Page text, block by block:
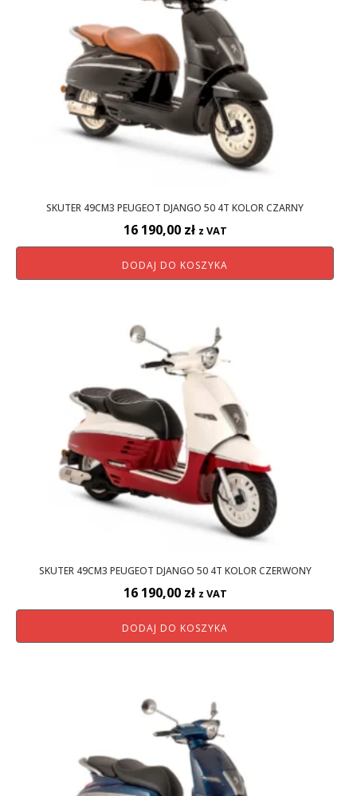
SKUTER 49CM3 PEUGEOT DJANGO 50 4T KOLOR CZARNY
16 190,00 zł z VAT
DODAJ DO KOSZYKA
SKUTER 49CM3 PEUGEOT DJANGO 50 4T KOLOR CZERWONY
16 190,00 zł z VAT
DODAJ DO KOSZYKA